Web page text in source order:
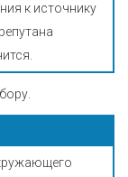
к источнику